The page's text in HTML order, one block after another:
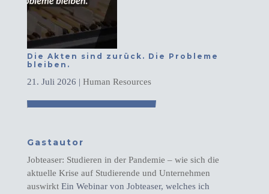
Die Akten sind zurück. Die Probleme
bleiben.
21. Juli 2026 | Human Resources
Gastautor
Jobteaser: Studieren in der Pandemie – wie sich die
aktuelle Krise auf Studierende und Unternehmen
auswirktEin Webinar von Jobteaser, welches ich